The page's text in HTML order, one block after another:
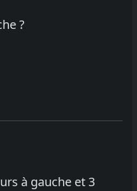
?
à gauche et 3